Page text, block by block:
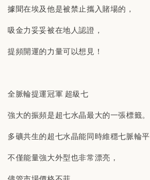
據聞在埃及他是被禁止攜入賭場的，
吸金力妥妥被在地人認證，
提頻開運的力量可以想見！
全脈輪提運冠軍 超級七
強大的振頻是超七水晶最大的一張標籤。
多礦共生的超七水晶能同時維穩七脈輪平
不僅能量強大外型也非常漂亮，